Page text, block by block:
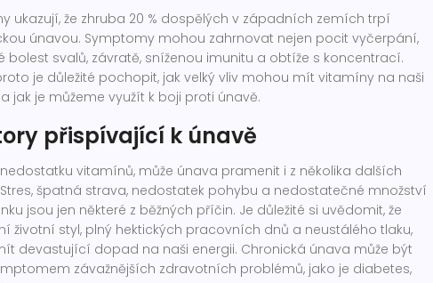
ukazují, že zhruba 20 % dospělých v západních zemích trpí
únavou. Symptomy mohou zahrnovat nejen pocit vyčerpání,
bolest svalů, závratě, sníženou imunitu a obtíže s koncentrací.
je důležité pochopit, jak velký vliv mohou mít vitamíny na naši
jak je můžeme využít k boji proti únavě.
přispívající k únavě
vitamínů, může únava pramenit i z několika dalších
špatná strava, nedostatek pohybu a nedostatečné množství
jsou jen některé z běžných příčin. Je důležité si uvědomit, že
životní styl, plný hektických pracovních dnů a neustálého tlaku,
devastující dopad na naši energii. Chronická únava může být
závažnějších zdravotních problémů, jako je diabetes,